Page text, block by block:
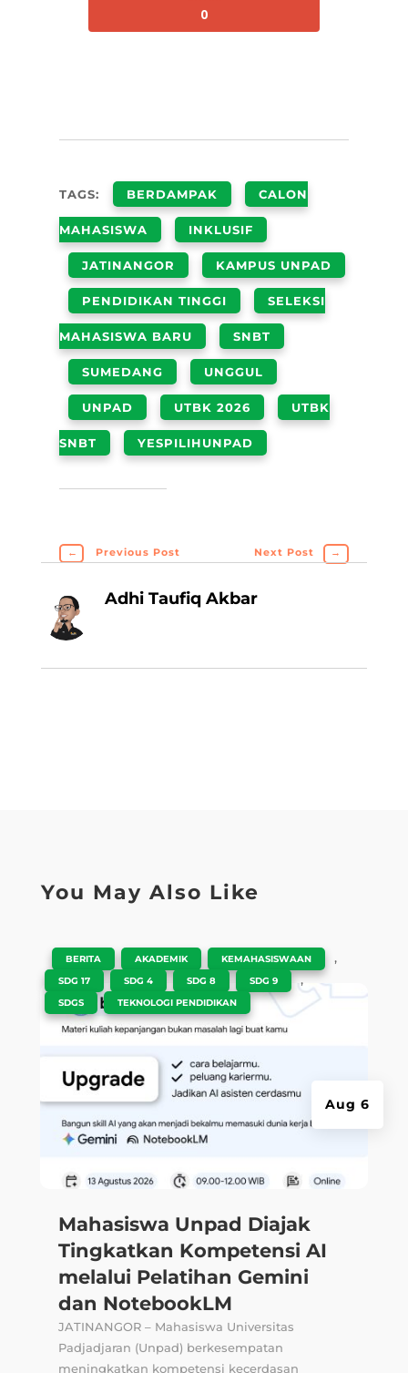
0
TAGS: BERDAMPAK CALON
MAHASISWA INKLUSIF
JATINANGOR KAMPUS UNPAD
PENDIDIKAN TINGGI SELEKSI
MAHASISWA BARU SNBT
SUMEDANG UNGGUL
UNPAD UTBK 2026 UTBK
SNBT YESPILIHUNPAD
← Previous Post Next Post →
Adhi Taufiq Akbar
You May Also Like
Mahasiswa Unpad Diajak
Tingkatkan Kompetensi AI
melalui Pelatihan Gemini
dan NotebookLM
Aug 6
BERITA AKADEMIK KEMAHASISWAAN ,
SDG 17 SDG 4 SDG 8 SDG 9 ,
SDGS TEKNOLOGI PENDIDIKAN
JATINANGOR – Mahasiswa Universitas
Padjadjaran (Unpad) berkesempatan
meningkatkan kompetensi kecerdasan